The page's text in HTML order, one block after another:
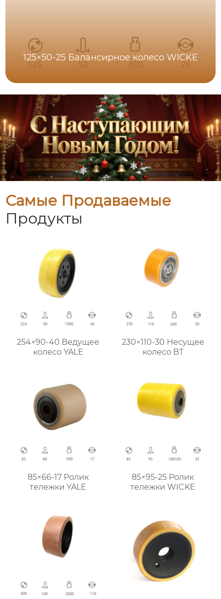
125×50-25 Балансирное колесо WICKE
Самые Продаваемые
Продукты
254×90-40 Ведущее
колесо YALE
230×110-30 Несущее
колесо BT
85×66-17 Ролик
тележки YALE
85×95-25 Ролик
тележки WICKE